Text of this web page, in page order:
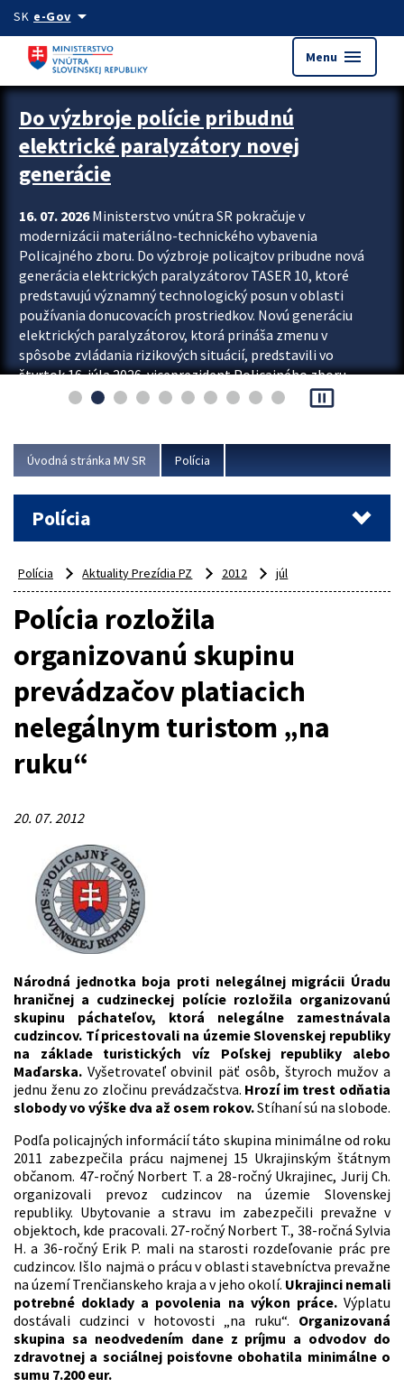
Preskocit na hlavný obsah
SK e-Govarrow_drop_down
Menu menu
Zastavit automatický posun upútavok
Do výzbroje polície pribudnú
elektrické paralyzátory novej
generácie
16. 07. 2026Ministerstvo vnútra SR pokračuje v
modernizácii materiálno-technického vybavenia
Policajného zboru. Do výzbroje policajtov pribudne nová
generácia elektrických paralyzátorov TASER 10, ktoré
predstavujú významný technologický posun v oblasti
používania donucovacích prostriedkov. Novú generáciu
elektrických paralyzátorov, ktorá prináša zmenu v
spôsobe zvládania rizikových situácií, predstavili vo
štvrtok 16. júla 2026 viceprezident Policajného zboru
Rastislav Polakovič a riaditeľ odboru výcviku...
pause_presentation
Úvodná stránka MV SR Polícia
Polícia
Polícia Aktuality Prezídia PZ 2012 júl
Polícia rozložila
organizovanú skupinu
prevádzačov platiacich
nelegálnym turistom „na
ruku“
20. 07. 2012
Národná jednotka boja proti nelegálnej migrácii Úradu
hraničnej a cudzineckej polície rozložila organizovanú
skupinu páchateľov, ktorá nelegálne zamestnávala
cudzincov. Tí pricestovali na územie Slovenskej republiky
na základe turistických víz Poľskej republiky alebo
Maďarska. Vyšetrovateľ obvinil päť osôb, štyroch mužov a
jednu ženu zo zločinu prevádzačstva. Hrozí im trest odňatia
slobody vo výške dva až osem rokov.Stíhaní sú na slobode.
Podľa policajných informácií táto skupina minimálne od roku
2011 zabezpečila prácu najmenej 15 Ukrajinským štátnym
občanom. 47-ročný Norbert T. a 28-ročný Ukrajinec, Jurij Ch.
organizovali prevoz cudzincov na územie Slovenskej
republiky. Ubytovanie a stravu im zabezpečili prevažne v
objektoch, kde pracovali. 27-ročný Norbert T., 38-ročná Sylvia
H. a 36-ročný Erik P. mali na starosti rozdeľovanie prác pre
cudzincov. Išlo najmä o prácu v oblasti stavebníctva prevažne
na území Trenčianskeho kraja a v jeho okolí. Ukrajinci nemali
potrebné doklady a povolenia na výkon práce.Výplatu
dostávali cudzinci v hotovosti „na ruku“. Organizovaná
skupina sa neodvedením dane z príjmu a odvodov do
zdravotnej a sociálnej poisťovne obohatila minimálne o
sumu 7.200 eur.